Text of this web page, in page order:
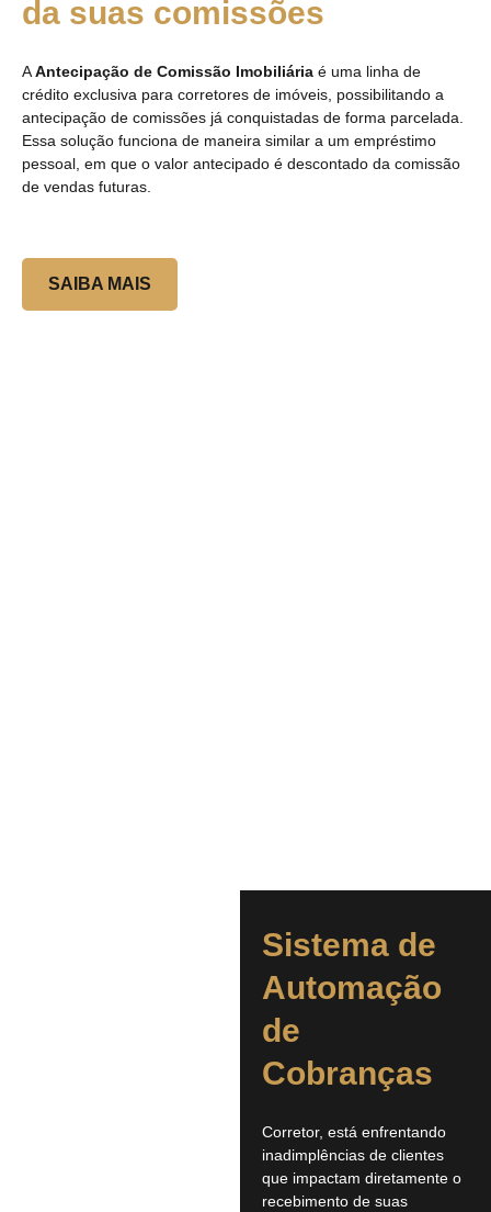
da suas comissões
AAntecipação de Comissão Imobiliária é uma linha de
crédito exclusiva para corretores de imóveis, possibilitando a
antecipação de comissões já conquistadas de forma parcelada.
Essa solução funciona de maneira similar a um empréstimo
pessoal, em que o valor antecipado é descontado da comissão
de vendas futuras.
SAIBA MAIS
Sistema de
Automação
de
Cobranças
Corretor, está enfrentando
inadimplências de clientes
que impactam diretamente o
recebimento de suas